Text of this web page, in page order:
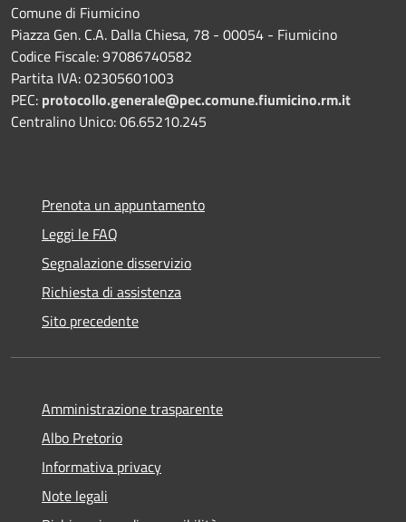
Comune di Fiumicino
Piazza Gen. C.A. Dalla Chiesa, 78 - 00054 - Fiumicino
Codice Fiscale: 97086740582
Partita IVA: 02305601003
PEC: protocollo.generale@pec.comune.fiumicino.rm.it
Centralino Unico: 06.65210.245
Prenota un appuntamento
Leggi le FAQ
Segnalazione disservizio
Richiesta di assistenza
Sito precedente
Amministrazione trasparente
Albo Pretorio
Informativa privacy
Note legali